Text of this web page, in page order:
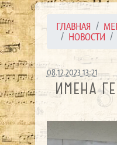
ГЛАВНАЯ
НОВОСТИ
08.12.2023 13:21
ИМЕНА